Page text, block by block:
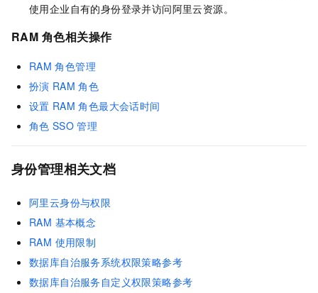
使用企业自有的身份登录并访问阿里云资源。
RAM 角色相关操作
RAM 角色管理
扮演 RAM 角色
设置 RAM 角色最大会话时间
角色 SSO 管理
身份管理相关文档
阿里云身份与权限
RAM 基本概念
RAM 使用限制
数据库自治服务系统权限策略参考
数据库自治服务自定义权限策略参考